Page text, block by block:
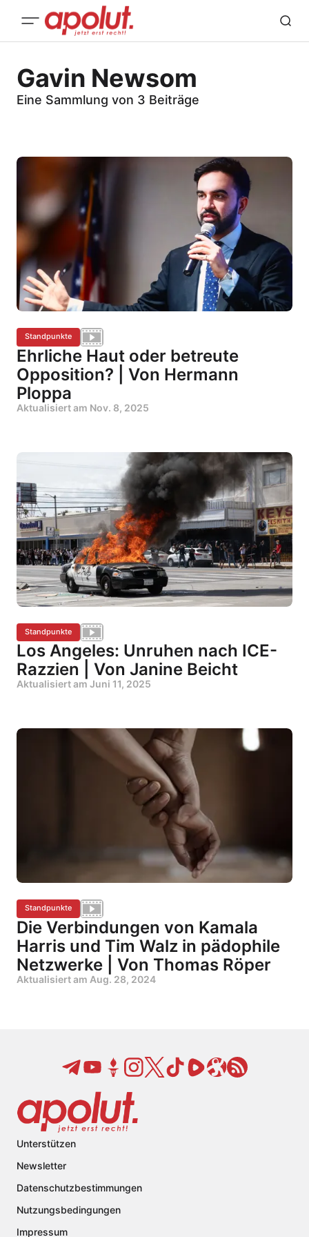
Gavin Newsom
Eine Sammlung von 3 Beiträge
Standpunkte
Ehrliche Haut oder betreute
Opposition? | Von Hermann
Ploppa
Aktualisiert am Nov. 8, 2025
Standpunkte
Los Angeles: Unruhen nach ICE-
Razzien | Von Janine Beicht
Aktualisiert am Juni 11, 2025
Standpunkte
Die Verbindungen von Kamala
Harris und Tim Walz in pädophile
Netzwerke | Von Thomas Röper
Aktualisiert am Aug. 28, 2024
Unterstützen
Newsletter
Datenschutzbestimmungen
Nutzungsbedingungen
Impressum